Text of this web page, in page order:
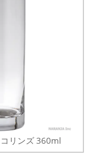
リンズ 360ml